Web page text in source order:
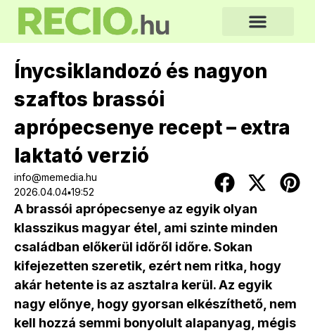
Ínycsiklandozó és nagyon
szaftos brassói
aprópecsenye recept – extra
laktató verzió
info@memedia.hu
2026.04.04▪19:52
A brassói aprópecsenye az egyik olyan
klasszikus magyar étel, ami szinte minden
családban előkerül időről időre. Sokan
kifejezetten szeretik, ezért nem ritka, hogy
akár hetente is az asztalra kerül. Az egyik
nagy előnye, hogy gyorsan elkészíthető, nem
kell hozzá semmi bonyolult alapanyag, mégis